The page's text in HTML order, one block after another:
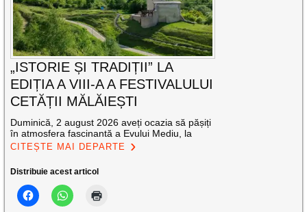
„ISTORIE ȘI TRADIȚII” LA
EDIȚIA A VIII-A A FESTIVALULUI
CETĂȚII MĂLĂIEȘTI
Duminică, 2 august 2026 aveți ocazia să pășiți
în atmosfera fascinantă a Evului Mediu, la
CITEȘTE MAI DEPARTE
Distribuie acest articol